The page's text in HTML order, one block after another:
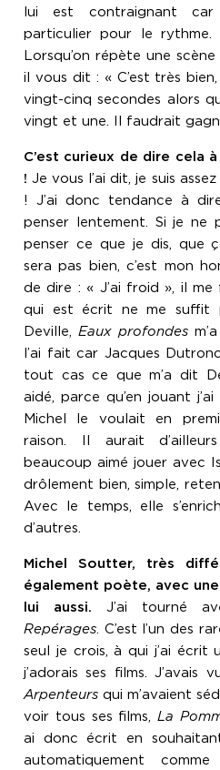
lui est contraignant
particulier pour le
Lorsqu’on répète une
il vous dit : « C’est très
vingt-cinq secondes alors
vingt et une. Il faudrait
C’est curieux de dire cela
!Je vous l’ai dit, je suis
! J’ai donc tendance à
penser lentement. Si je ne
penser ce que je dis, que
sera pas bien, c’est mon
de dire : « J’ai froid », il
qui est écrit ne me suffit
Deville,Eaux profondes
l’ai fait car Jacques
tout cas ce que m’a dit
aidé, parce qu’en jouant
Michel le voulait en
raison. Il aurait
beaucoup aimé jouer avec
drôlement bien, simple,
Avec le temps, elle
d’autres.
Michel Soutter, très
également poète, avec
lui aussi. J’ai tourné
Repérages. C’est l’un des
seul je crois, à qui j’ai écrit
j’adorais ses films. J’avais
Arpenteurs qui m’avaient
voir tous ses films,La
ai donc écrit en
automatiquement